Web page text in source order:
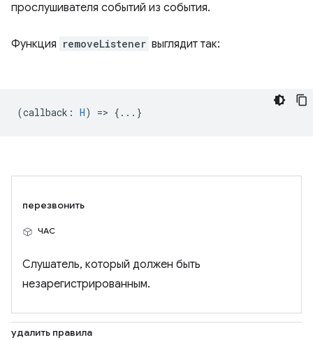
прослушивателя событий из события.
Функция removeListener выглядит так:
(callback : H) => {...}
перезвонить
ЧАС
Слушатель, который должен быть
незарегистрированным.
удалить правила